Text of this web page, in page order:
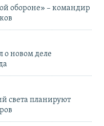
обороне» – командир
о новом деле
света планируют